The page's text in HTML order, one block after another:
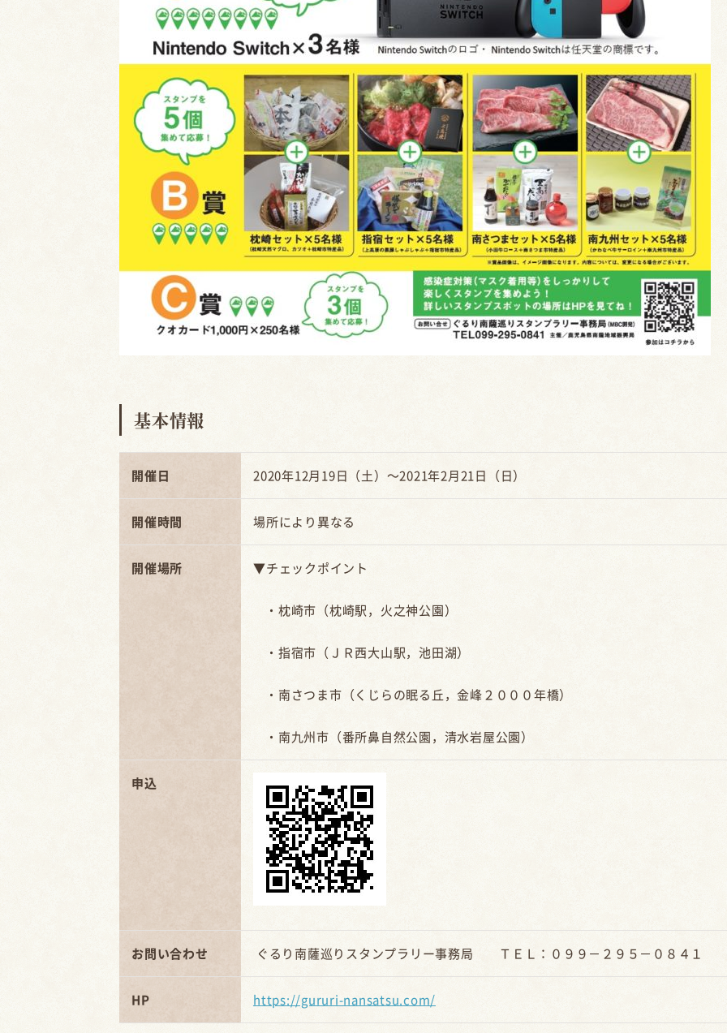
基本情報
開催日 2020年12月19日（土）～2021年2月21日（日）
開催時間 場所により異なる
開催場所 ▼チェックポイント
・枕崎市（枕崎駅，火之神公園）
・指宿市（ＪＲ西大山駅，池田湖）
・南さつま市（くじらの眠る丘，金峰２０００年橋）
・南九州市（番所鼻自然公園，清水岩屋公園）
申込
お問い合わせ ぐるり南薩巡りスタンプラリー事務局 ＴＥＬ：０９９－２９５－０８４１
HP https://gururi-nansatsu.com/